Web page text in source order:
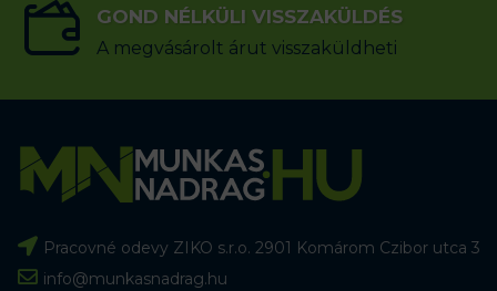
GOND NÉLKÜLI VISSZAKÜLDÉS
A megvásárolt árut visszaküldheti
Pracovné odevy ZIKO s.r.o. 2901 Komárom Czibor utca 3
info@munkasnadrag.hu